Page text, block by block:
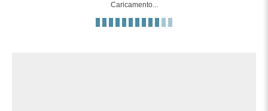
Caricamento...